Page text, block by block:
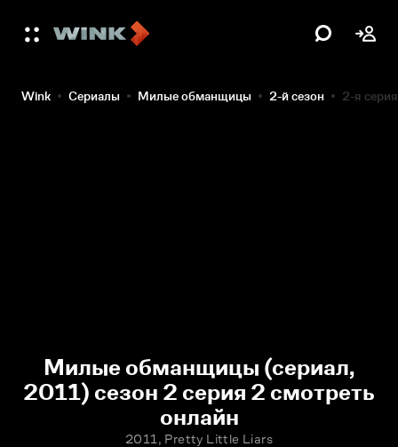
Wink Сериалы Милые обманщицы 2-й сезон 2-я серия
Милые обманщицы (сериал,
2011) сезон 2 серия 2 смотреть
онлайн
2011, Pretty Little Liars